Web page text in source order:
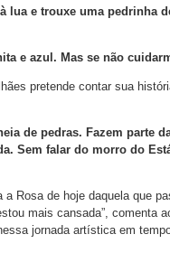
lua e trouxe uma pedrinha
e azul. Mas se não
pretende contar sua
de pedras. Fazem parte
Sem falar do morro do
a Rosa de hoje daquela que
mais cansada”, comenta
jornada artística em